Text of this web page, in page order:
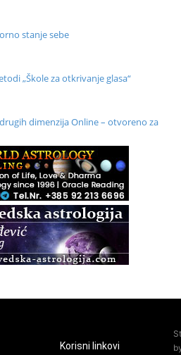
stanje sebe
„Škole za otkrivanje glasa“
dimenzija Online – otvoreno za
tečaj, Zagreb i Online
pranom (Basic Pranic
Korisni linkovi